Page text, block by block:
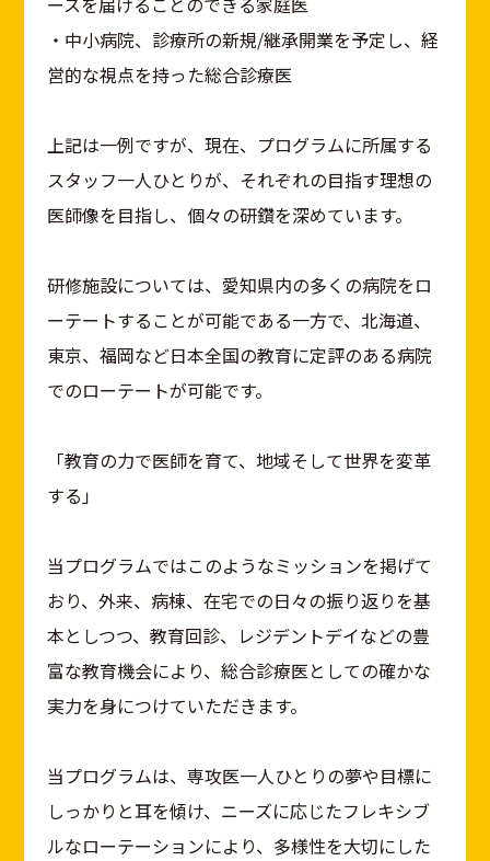
・中小病院、診療所の新規/継承開業を予定し、経
営的な視点を持った総合診療医
上記は一例ですが、現在、プログラムに所属する
スタッフ一人ひとりが、それぞれの目指す理想の
医師像を目指し、個々の研鑽を深めています。
研修施設については、愛知県内の多くの病院をロ
ーテートすることが可能である一方で、北海道、
東京、福岡など日本全国の教育に定評のある病院
でのローテートが可能です。
「教育の力で医師を育て、地域そして世界を変革
する」
当プログラムではこのようなミッションを掲げて
おり、外来、病棟、在宅での日々の振り返りを基
本としつつ、教育回診、レジデントデイなどの豊
富な教育機会により、総合診療医としての確かな
実力を身につけていただきます。
当プログラムは、専攻医一人ひとりの夢や目標に
しっかりと耳を傾け、ニーズに応じたフレキシブ
ルなローテーションにより、多様性を大切にした